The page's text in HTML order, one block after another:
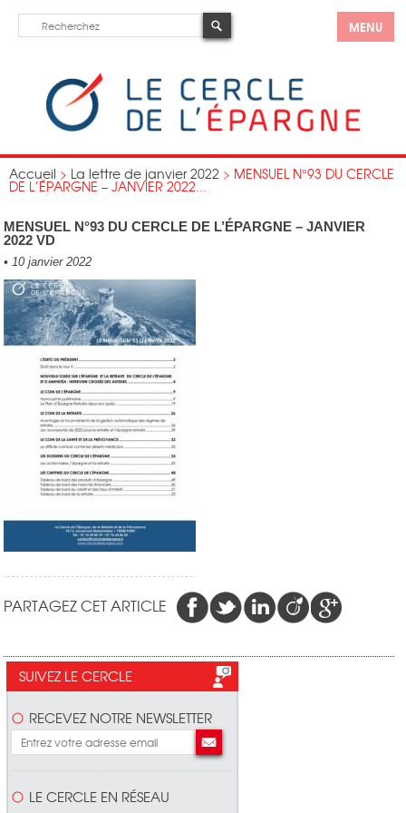
MENU
Accueil > La lettre de janvier 2022 > MENSUEL N°93 DU CERCLE
DE L’ÉPARGNE – JANVIER 2022...
MENSUEL N°93 DU CERCLE DE L’ÉPARGNE – JANVIER
2022 VD
• 10 janvier 2022
PARTAGEZ CET ARTICLE
SUIVEZ LE CERCLE
RECEVEZ NOTRE NEWSLETTER
LE CERCLE EN RÉSEAU